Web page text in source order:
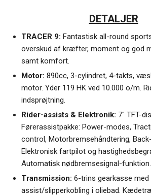
DETALJER
TRACER 9: Fantastisk all-round
overskud af kræfter, moment og god
samt komfort.
Motor: 890cc, 3-cylindret, 4-takts,
motor. Yder 119 HK ved 10.000 o/m.
indsprøjtning.
Rider-assists & Elektronik: 7" TFT-
Førerassistpakke: Power-modes,
control, Motorbremsehåndtering,
Elektronisk fartpilot og
Automatisk nødbremsesignal-
Transmission: 6-trins gearkasse med
assist/slipperkobling i oliebad.